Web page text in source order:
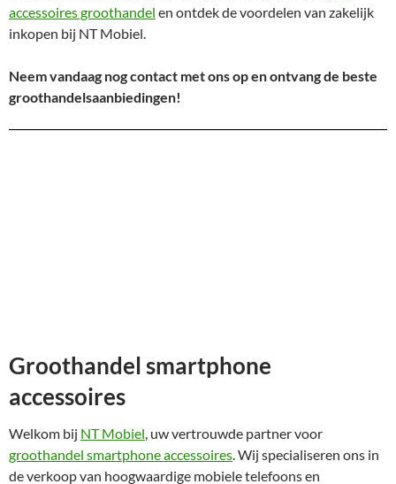
accessoires groothandel en ontdek de voordelen van zakelijk
inkopen bij NT Mobiel.
Neem vandaag nog contact met ons op en ontvang de beste
groothandelsaanbiedingen!
Groothandel smartphone
accessoires
Welkom bij NT Mobiel, uw vertrouwde partner voor
groothandel smartphone accessoires. Wij specialiseren ons in
de verkoop van hoogwaardige mobiele telefoons en